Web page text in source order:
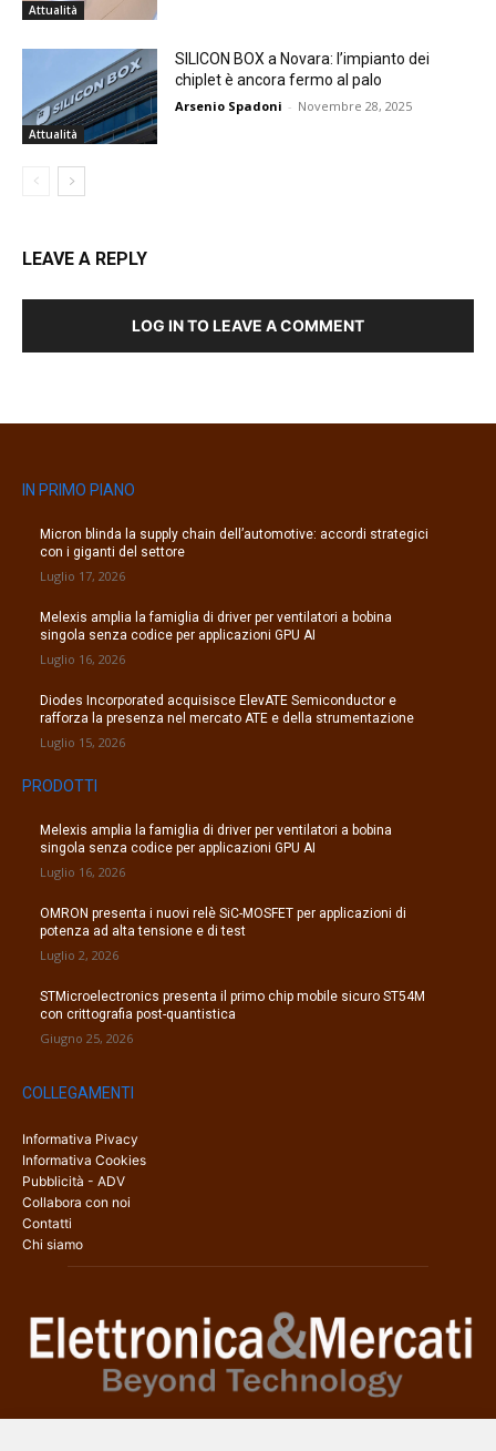
Attualità
Attualità
SILICON BOX a Novara: l’impianto dei
chiplet è ancora fermo al palo
Arsenio Spadoni - Novembre 28, 2025
LEAVE A REPLY
LOG IN TO LEAVE A COMMENT
IN PRIMO PIANO
Micron blinda la supply chain dell’automotive: accordi strategici
con i giganti del settore
Luglio 17, 2026
Melexis amplia la famiglia di driver per ventilatori a bobina
singola senza codice per applicazioni GPU AI
Luglio 16, 2026
Diodes Incorporated acquisisce ElevATE Semiconductor e
rafforza la presenza nel mercato ATE e della strumentazione
Luglio 15, 2026
PRODOTTI
Melexis amplia la famiglia di driver per ventilatori a bobina
singola senza codice per applicazioni GPU AI
Luglio 16, 2026
OMRON presenta i nuovi relè SiC-MOSFET per applicazioni di
potenza ad alta tensione e di test
Luglio 2, 2026
STMicroelectronics presenta il primo chip mobile sicuro ST54M
con crittografia post-quantistica
Giugno 25, 2026
COLLEGAMENTI
Informativa Pivacy
Informativa Cookies
Pubblicità - ADV
Collabora con noi
Contatti
Chi siamo